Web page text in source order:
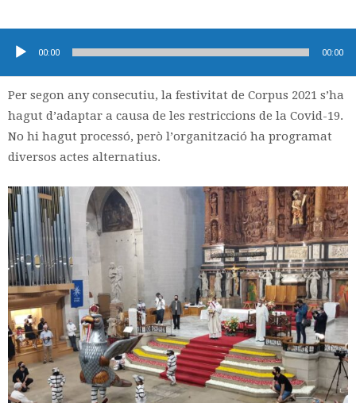
d'àudio
00:00 00:00
Per segon any consecutiu, la festivitat de Corpus 2021 s’ha
hagut d’adaptar a causa de les restriccions de la Covid-19.
No hi hagut processó, però l’organització ha programat
diversos actes alternatius.